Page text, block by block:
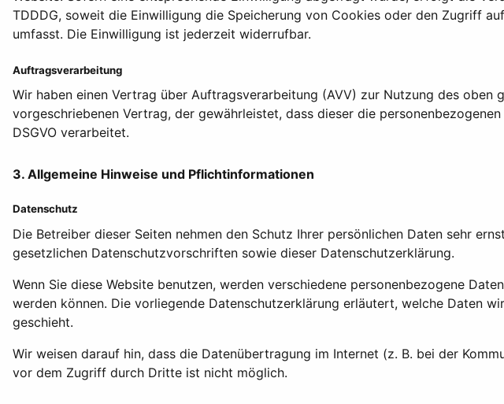
TDDDG, soweit die Einwilligung die Speicherung von Cookies oder den Zugriff
umfasst. Die Einwilligung ist jederzeit widerrufbar.
Auftragsverarbeitung
Wir haben einen Vertrag über Auftragsverarbeitung (AVV) zur Nutzung des
vorgeschriebenen Vertrag, der gewährleistet, dass dieser die
DSGVO verarbeitet.
3. Allgemeine Hinweise und Pflicht­informationen
Datenschutz
Die Betreiber dieser Seiten nehmen den Schutz Ihrer persönlichen Daten sehr
gesetzlichen Datenschutzvorschriften sowie dieser Datenschutzerklärung.
Wenn Sie diese Website benutzen, werden verschiedene personenbezogene
werden können. Die vorliegende Datenschutzerklärung erläutert, welche Daten
geschieht.
Wir weisen darauf hin, dass die Datenübertragung im Internet (z. B. bei der
vor dem Zugriff durch Dritte ist nicht möglich.